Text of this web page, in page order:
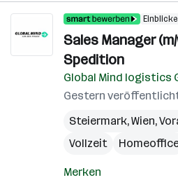
Einblicke
Sales Manager
Spedition
Global Mind logistics
Gestern
Steiermark,Wien,
Vollzeit
Merken